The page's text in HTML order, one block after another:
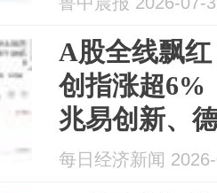
A股全线飘
创指涨超6%
兆易创新、
开，阿里涨
每日经济新闻